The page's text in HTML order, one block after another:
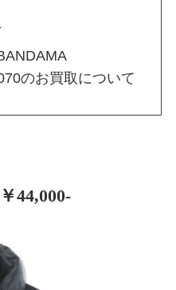
のお買取について
44,000-